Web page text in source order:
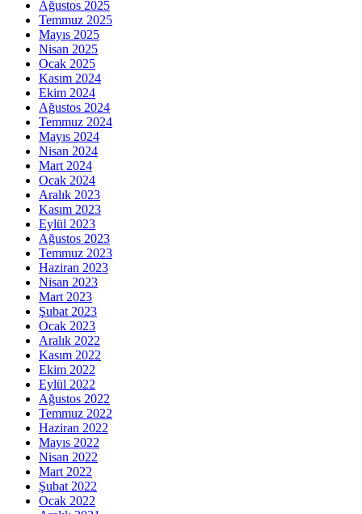
Ağustos 2025
Temmuz 2025
Mayıs 2025
Nisan 2025
Ocak 2025
Kasım 2024
Ekim 2024
Ağustos 2024
Temmuz 2024
Mayıs 2024
Nisan 2024
Mart 2024
Ocak 2024
Aralık 2023
Kasım 2023
Eylül 2023
Ağustos 2023
Temmuz 2023
Haziran 2023
Nisan 2023
Mart 2023
Şubat 2023
Ocak 2023
Aralık 2022
Kasım 2022
Ekim 2022
Eylül 2022
Ağustos 2022
Temmuz 2022
Haziran 2022
Mayıs 2022
Nisan 2022
Mart 2022
Şubat 2022
Ocak 2022